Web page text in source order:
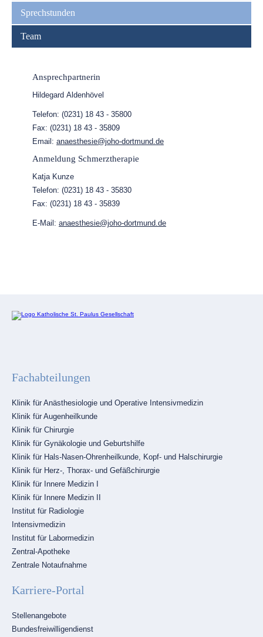
Sprechstunden
Team
Ansprechpartnerin
Hildegard Aldenhövel
Telefon: (0231) 18 43 - 35800
Fax: (0231) 18 43 - 35809
Email: anaesthesie@joho-dortmund.de
Anmeldung Schmerztherapie
Katja Kunze
Telefon: (0231) 18 43 - 35830
Fax: (0231) 18 43 - 35839
E-Mail: anaesthesie@joho-dortmund.de
Fachabteilungen
Navigation
überspringen
Klinik für Anästhesiologie und Operative Intensivmedizin
Klinik für Augenheilkunde
Klinik für Chirurgie
Klinik für Gynäkologie und Geburtshilfe
Klinik für Hals-Nasen-Ohrenheilkunde, Kopf- und Halschirurgie
Klinik für Herz-, Thorax- und Gefäßchirurgie
Klinik für Innere Medizin I
Klinik für Innere Medizin II
Institut für Radiologie
Intensivmedizin
Institut für Labormedizin
Zentral-Apotheke
Zentrale Notaufnahme
Karriere-Portal
Navigation
überspringen
Stellenangebote
Bundesfreiwilligendienst